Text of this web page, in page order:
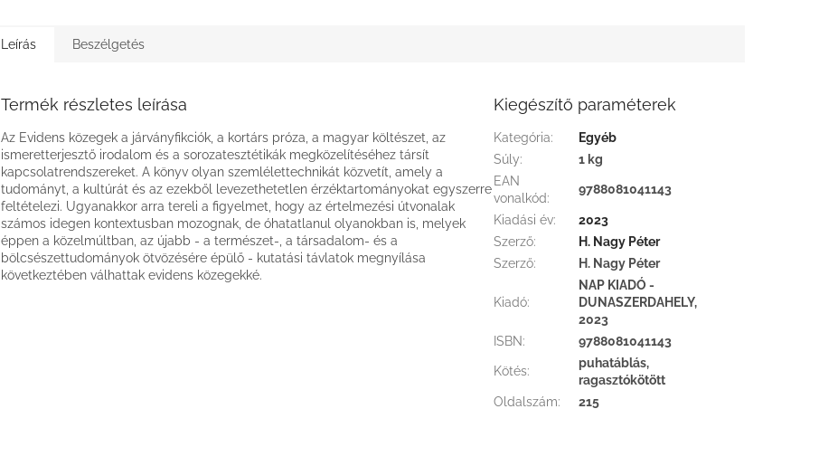
Leírás Beszélgetés
Termék részletes leírása
Az Evidens közegek a járványfikciók, a kortárs próza, a magyar költészet, az
ismeretterjesztő irodalom és a sorozatesztétikák megközelítéséhez társít
kapcsolatrendszereket. A könyv olyan szemlélettechnikát közvetít, amely a
tudományt, a kultúrát és az ezekből levezethetetlen érzéktartományokat egyszerre
feltételezi. Ugyanakkor arra tereli a figyelmet, hogy az értelmezési útvonalak
számos idegen kontextusban mozognak, de óhatatlanul olyanokban is, melyek
éppen a közelmúltban, az újabb - a természet-, a társadalom- és a
bölcsészettudományok ötvözésére épülő - kutatási távlatok megnyílása
következtében válhattak evidens közegekké.
Kiegészítő paraméterek
Kategória:
Egyéb
Súly:
1 kg
EAN
vonalkód:
9788081041143
Kiadási év:
2023
Szerző:
H. Nagy Péter
Szerző: H. Nagy Péter
Kiadó:
NAP KIADÓ -
DUNASZERDAHELY,
2023
ISBN: 9788081041143
Kötés:
puhatáblás,
ragasztókötött
Oldalszám: 215